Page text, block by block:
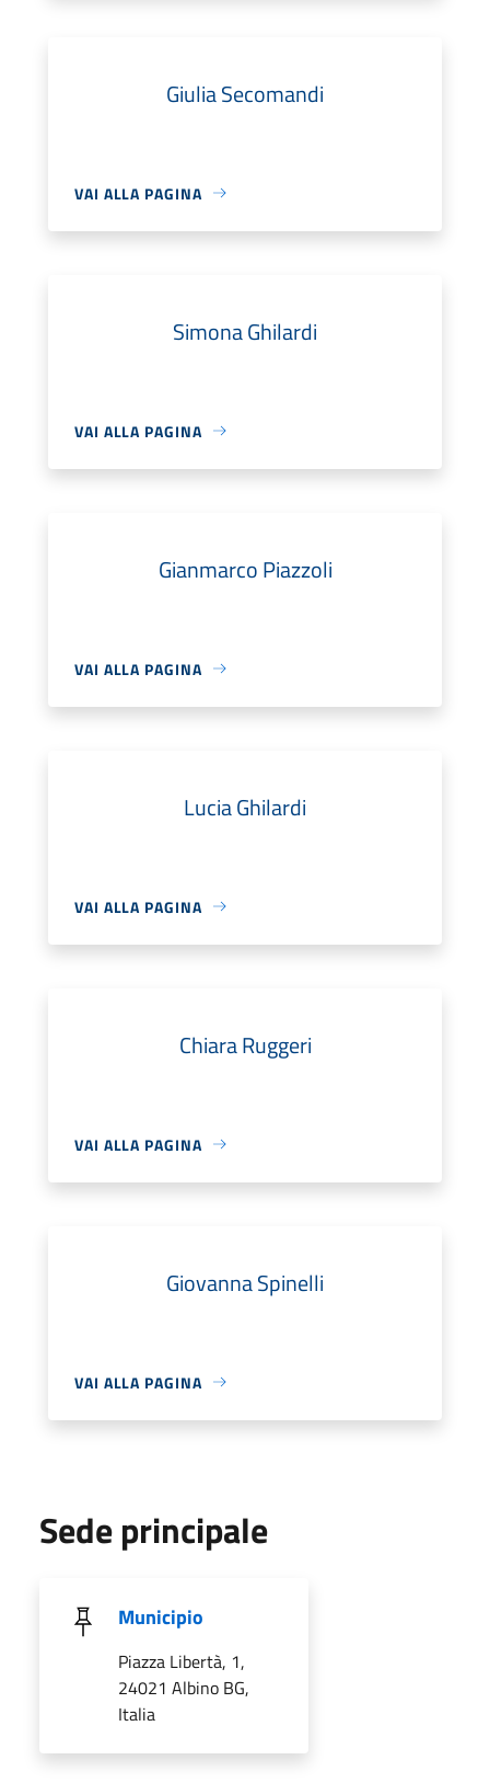
Giulia Secomandi
VAI ALLA PAGINA
Simona Ghilardi
VAI ALLA PAGINA
Gianmarco Piazzoli
VAI ALLA PAGINA
Lucia Ghilardi
VAI ALLA PAGINA
Chiara Ruggeri
VAI ALLA PAGINA
Giovanna Spinelli
VAI ALLA PAGINA
Sede principale
Municipio
Piazza Libertà, 1,
24021 Albino BG,
Italia